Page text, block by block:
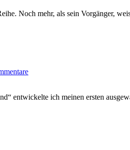
Noch mehr, als sein Vorgänger,
entwickelte ich meinen ersten